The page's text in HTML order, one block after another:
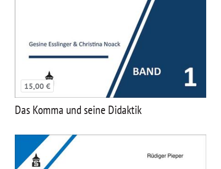
15,00 €
Das Komma und seine Didaktik